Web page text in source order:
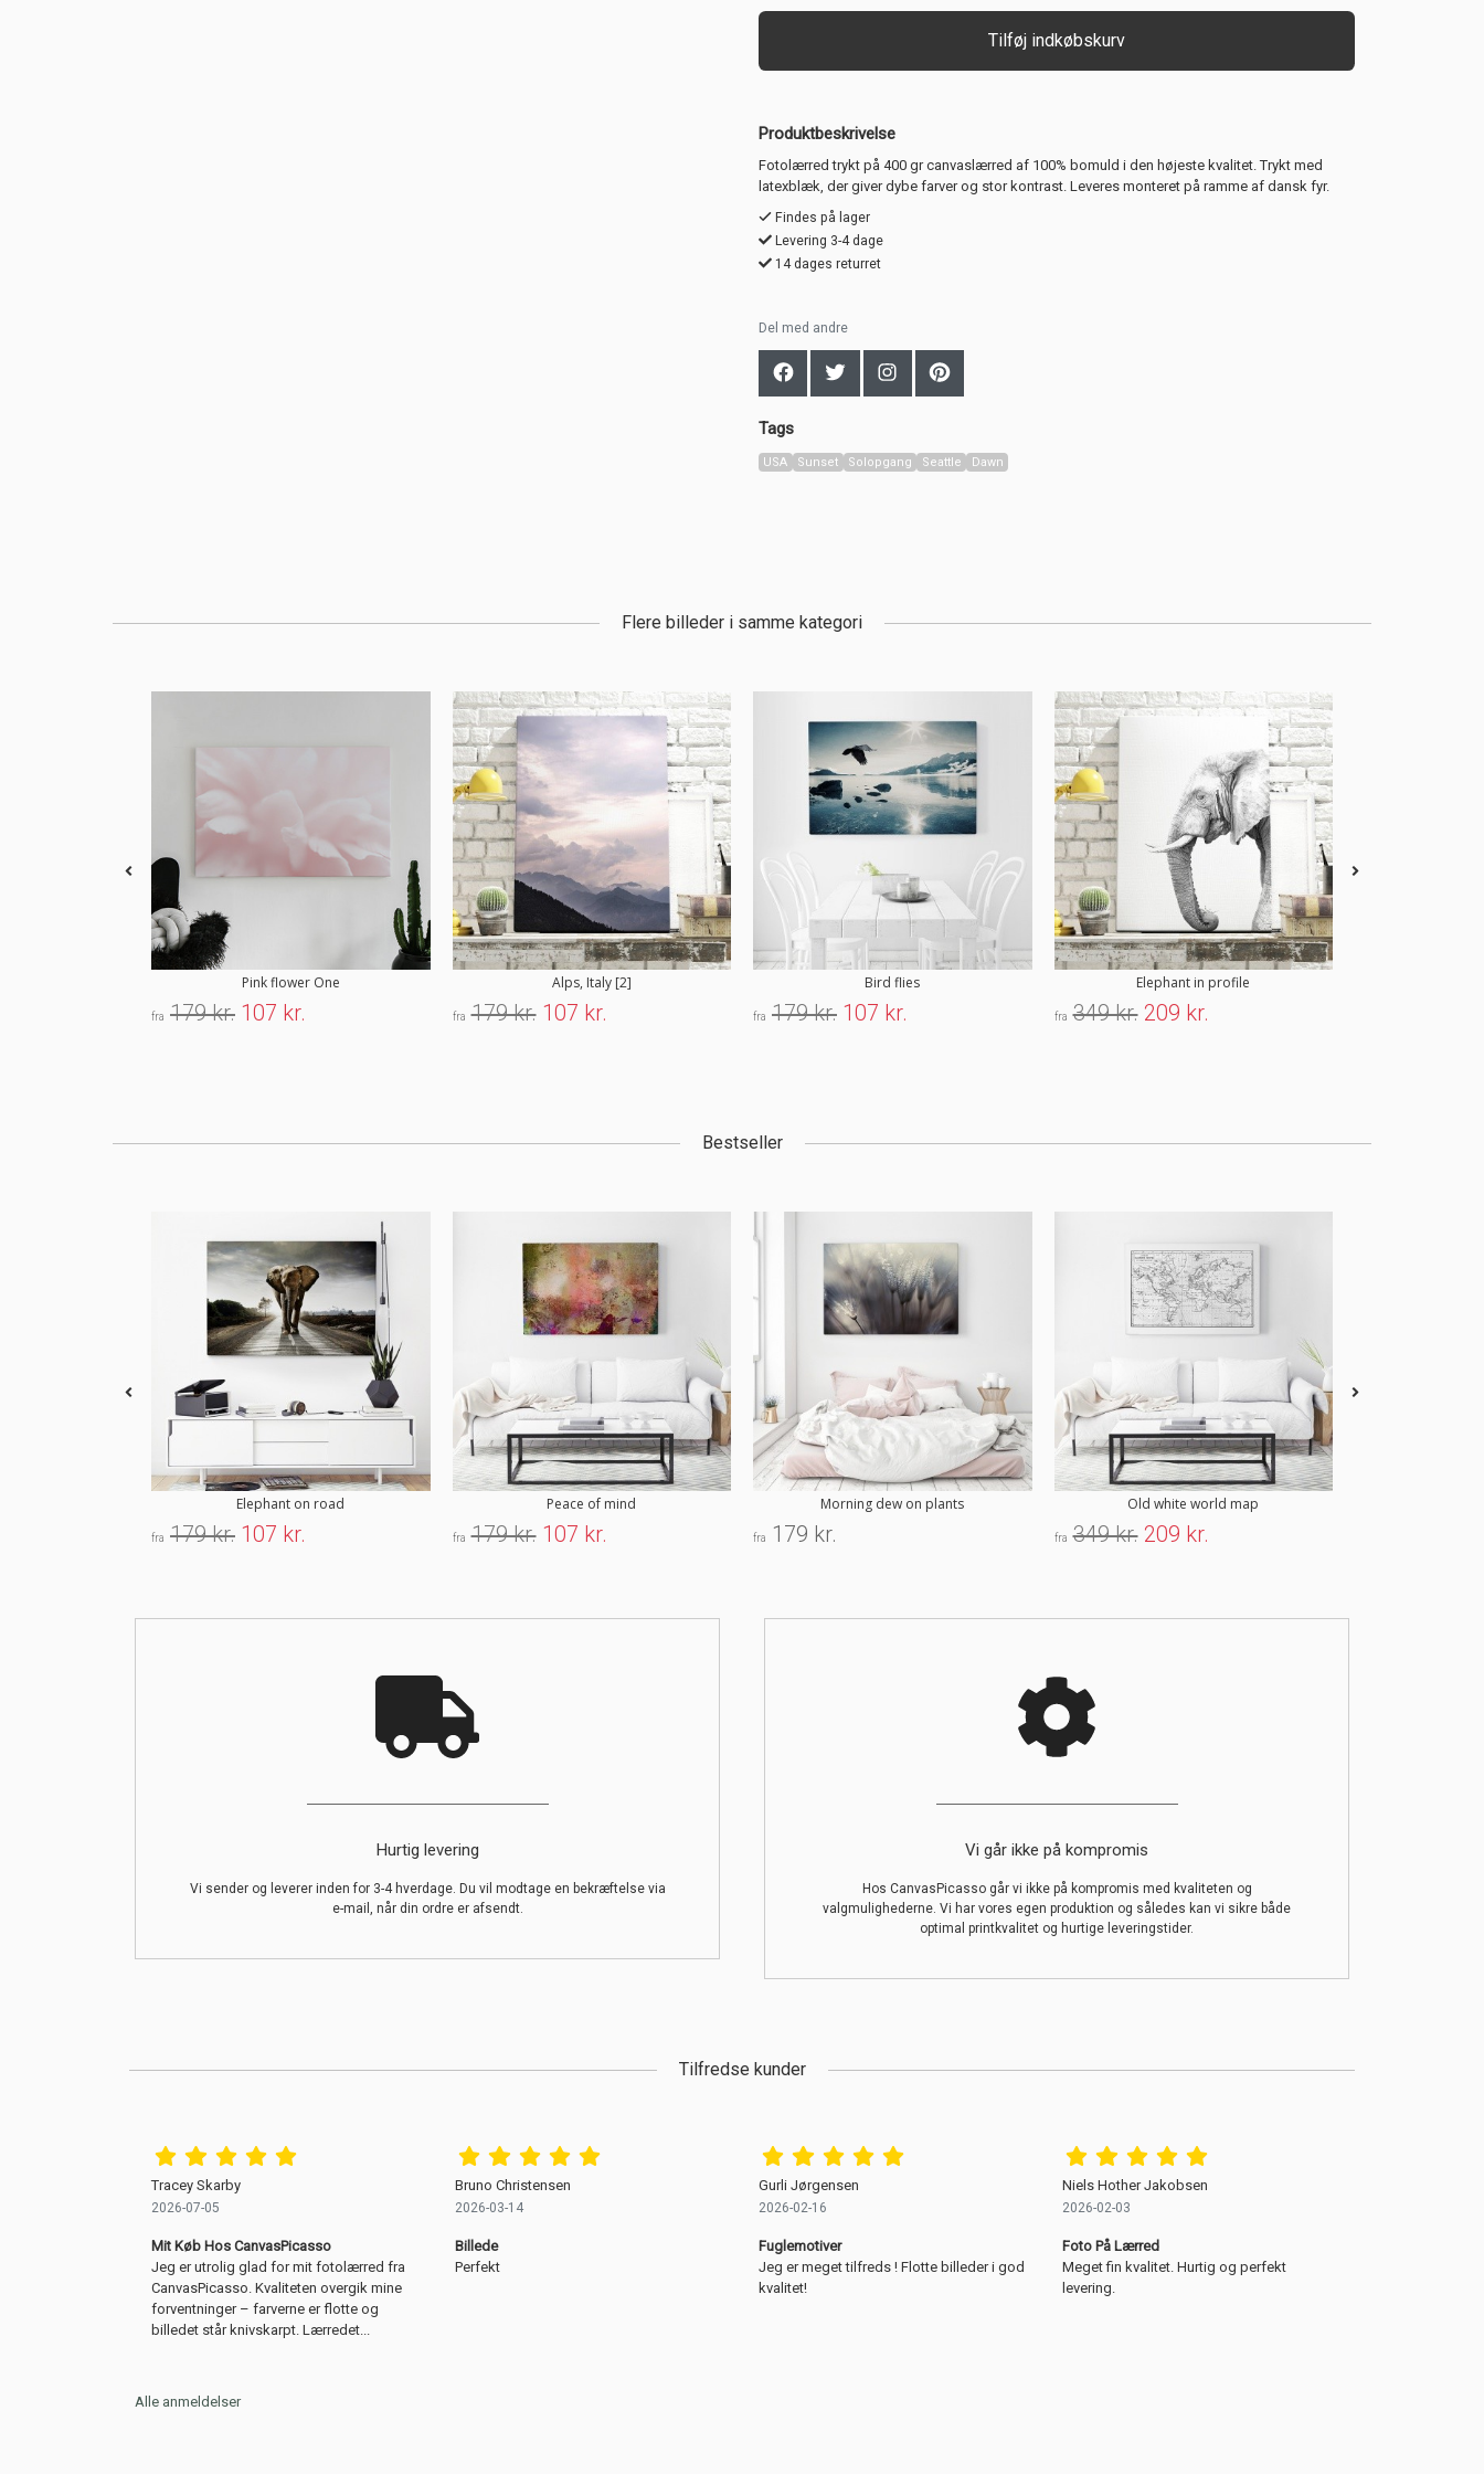
Tilføj indkøbskurv
Produktbeskrivelse
Fotolærred trykt på 400 gr canvaslærred af 100% bomuld i den højeste kvalitet. Trykt med
latexblæk, der giver dybe farver og stor kontrast. Leveres monteret på ramme af dansk fyr.
Findes på lager
Levering 3-4 dage
14 dages returret
Del med andre
Tags
USA Sunset Solopgang Seattle Dawn
Flere billeder i samme kategori
Pink flower One
fra 179 kr. 107 kr.
Alps, Italy [2]
fra 179 kr. 107 kr.
Bird flies
fra 179 kr. 107 kr.
Elephant in profile
fra 349 kr. 209 kr.
Bestseller
Elephant on road
fra 179 kr. 107 kr.
Peace of mind
fra 179 kr. 107 kr.
Morning dew on plants
fra 179 kr.
Old white world map
fra 349 kr. 209 kr.
Hurtig levering
Vi sender og leverer inden for 3-4 hverdage. Du vil modtage en bekræftelse via
e-mail, når din ordre er afsendt.
Vi går ikke på kompromis
Hos CanvasPicasso går vi ikke på kompromis med kvaliteten og
valgmulighederne. Vi har vores egen produktion og således kan vi sikre både
optimal printkvalitet og hurtige leveringstider.
Tilfredse kunder
Tracey Skarby
2026-07-05
Mit Køb Hos CanvasPicasso
Jeg er utrolig glad for mit fotolærred fra
CanvasPicasso. Kvaliteten overgik mine
forventninger – farverne er flotte og
billedet står knivskarpt. Lærredet...
Bruno Christensen
2026-03-14
Billede
Perfekt
Gurli Jørgensen
2026-02-16
Fuglemotiver
Jeg er meget tilfreds ! Flotte billeder i god
kvalitet!
Niels Hother Jakobsen
2026-02-03
Foto På Lærred
Meget fin kvalitet. Hurtig og perfekt
levering.
Alle anmeldelser